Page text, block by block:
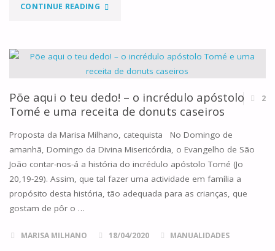
CONTINUE READING"CALENDÁRIO
O
PASCAL"
Põe aqui o teu dedo! – o incrédulo apóstolo
Tomé e uma receita de donuts caseiros
2
Proposta da Marisa Milhano, catequista No Domingo de
amanhã, Domingo da Divina Misericórdia, o Evangelho de São
João contar-nos-á a história do incrédulo apóstolo Tomé (Jo
20,19-29). Assim, que tal fazer uma actividade em família a
propósito desta história, tão adequada para as crianças, que
gostam de pôr o …
MARISA MILHANO 18/04/2020 MANUALIDADES